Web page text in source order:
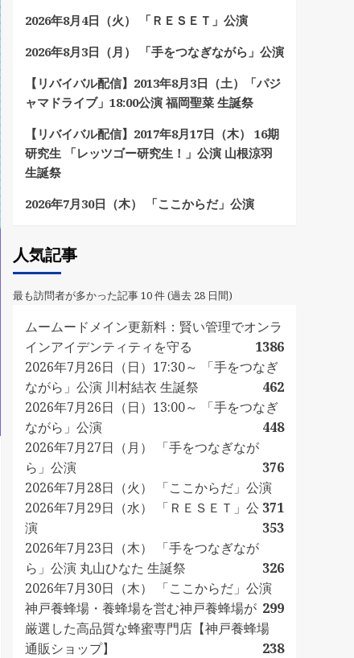
2026年8月4日（火） 「ＲＥＳＥＴ」公演
2026年8月3日（月） 「手をつなぎながら」公演
【リバイバル配信】2013年8月3日（土）「パジ
ャマドライブ」18:00公演 福岡聖菜 生誕祭
【リバイバル配信】2017年8月17日（木） 16期
研究生 「レッツゴー研究生！」公演 山根涼羽
生誕祭
2026年7月30日（木） 「ここからだ」公演
人気記事
最も訪問者が多かった記事 10 件 (過去 28 日間)
ムームードメイン更新料：賢い管理でオンラ
インアイデンティティを守る
1386
2026年7月26日（日）17:30～ 「手をつなぎ
ながら」公演 川村結衣 生誕祭
462
2026年7月26日（日）13:00～ 「手をつなぎ
ながら」公演
448
2026年7月27日（月） 「手をつなぎなが
ら」公演
376
2026年7月28日（火） 「ここからだ」公演
371
2026年7月29日（水） 「ＲＥＳＥＴ」公
演
353
2026年7月23日（木） 「手をつなぎなが
ら」公演 丸山ひなた 生誕祭
326
2026年7月30日（木） 「ここからだ」公演
299
神戸養蜂場・養蜂場を営む神戸養蜂場が
厳選した高品質な蜂蜜専門店【神戸養蜂場
通販ショップ】
238